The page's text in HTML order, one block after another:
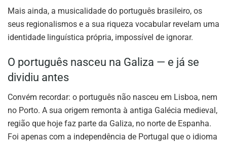
Mais ainda, a musicalidade do português brasileiro, os
seus regionalismos e a sua riqueza vocabular revelam uma
identidade linguística própria, impossível de ignorar.
O português nasceu na Galiza — e já se
dividiu antes
Convém recordar: o português não nasceu em Lisboa, nem
no Porto. A sua origem remonta à antiga Galécia medieval,
região que hoje faz parte da Galiza, no norte de Espanha.
Foi apenas com a independência de Portugal que o idioma